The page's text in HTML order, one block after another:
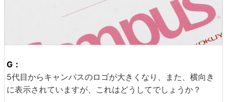
G：
5代目からキャンパスのロゴが大きくなり、また、横向き
に表示されていますが、これはどうしてでしょうか？